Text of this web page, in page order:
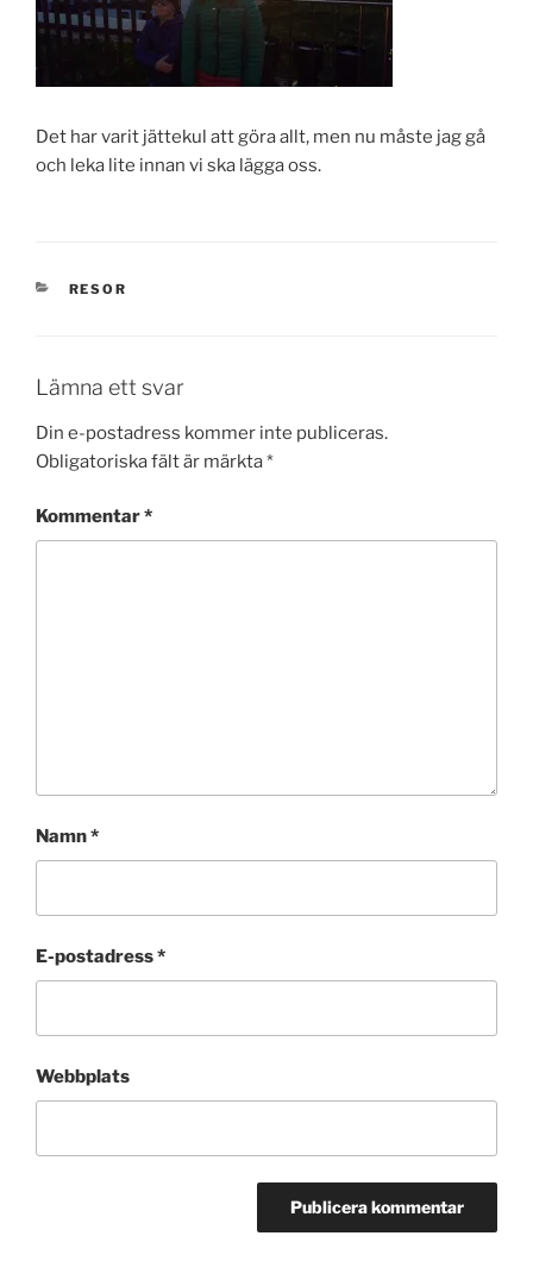
Det har varit jättekul att göra allt, men nu måste jag gå
och leka lite innan vi ska lägga oss.
KATEGORIER
RESOR
Lämna ett svar
Din e-postadress kommer inte publiceras.
Obligatoriska fält är märkta*
Kommentar*
Namn*
E-postadress*
Webbplats